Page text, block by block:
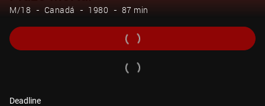
M/18 Canadá 1980 87 min
Deadline